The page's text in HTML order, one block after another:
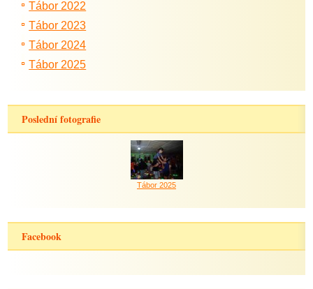
Tábor 2022
Tábor 2023
Tábor 2024
Tábor 2025
Poslední fotografie
Tábor 2025
Facebook